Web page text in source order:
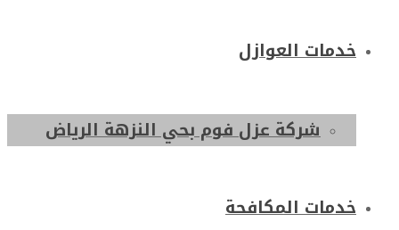
خدمات العوازل
شركة عزل فوم بحي النزهة الرياض
خدمات المكافحة